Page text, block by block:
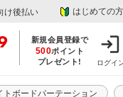
け後払い はじめての
新規会員登録で
500ポイント
プレゼント!
ログイ
トボードパーテーション